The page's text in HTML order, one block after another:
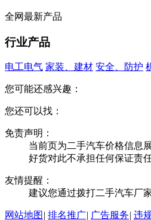
全网最新产品
行业产品
电工电气 家装、建材 安全、防护
您可能还感兴趣：
您还可以找：
免责声明：
当前页为二手汽车价格信息
好货对此不承担任何保证责任
友情提醒：
建议您通过拨打二手汽车厂
网站地图 | 排名推广| 广告服务| 违